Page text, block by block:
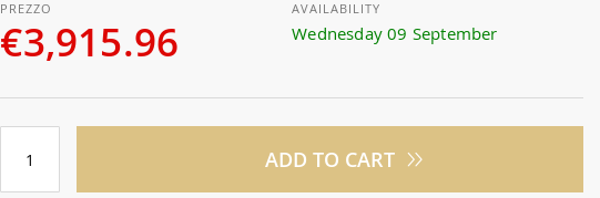
€3,915.96
AVAILABILITY
Wednesday 09 September
ADD TO CART